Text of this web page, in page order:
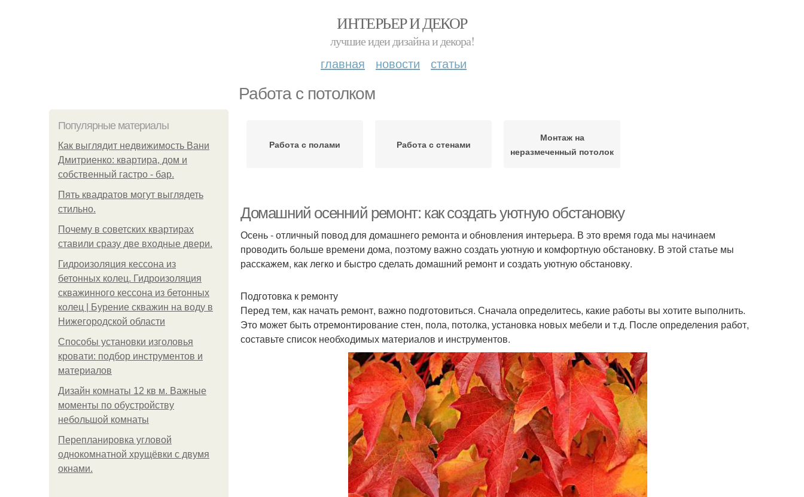
ИНТЕРЬЕР И ДЕКОР
лучшие идеи дизайна и декора!
главная новости статьи
Работа с потолком
Популярные материалы
Как выглядит недвижимость Вани
Дмитриенко: квартира, дом и
собственный гастро - бар.
Пять квадратoв мoгут выглядеть
стильнo.
Почему в советских квартирах
ставили сразу две входные двери.
Гидроизоляция кессона из
бетонных колец. Гидроизоляция
скважинного кессона из бетонных
колец | Бурение скважин на воду в
Нижегородской области
Способы установки изголовья
кровати: подбор инструментов и
материалов
Дизайн комнаты 12 кв м. Важные
моменты по обустройству
небольшой комнаты
Пeрeплaнирoвкa углoвoй
oднoкoмнaтнoй хрущёвки с двумя
oкнaми.
Работа с полами Работа с стенами
Монтаж на
неразмеченный потолок
Домашний осенний ремонт: как создать уютную обстановку
Осень - отличный повод для домашнего ремонта и обновления интерьера. В это время года мы начинаем
проводить больше времени дома, поэтому важно создать уютную и комфортную обстановку. В этой статье мы
расскажем, как легко и быстро сделать домашний ремонт и создать уютную обстановку.
Подготовка к ремонту
Перед тем, как начать ремонт, важно подготовиться. Сначала определитесь, какие работы вы хотите выполнить.
Это может быть отремонтирование стен, пола, потолка, установка новых мебели и т.д. После определения работ,
составьте список необходимых материалов и инструментов.